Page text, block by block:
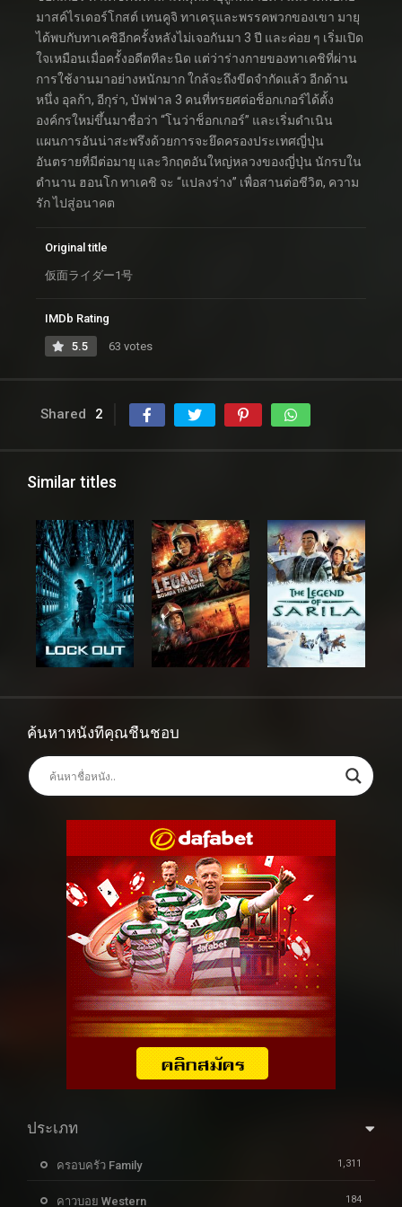
มาสค์ไรเดอร์โกสต์ เทนคูจิ ทาเครุและพรรคพวกของเขา มายุ
ได้พบกับทาเคชิอีกครั้งหลังไม่เจอกันมา 3 ปี และค่อย ๆ เริ่มเปิด
ใจเหมือนเมื่อครั้งอดีตทีละนิด แต่ว่าร่างกายของทาเคชิที่ผ่าน
การใช้งานมาอย่างหนักมาก ใกล้จะถึงขีดจำกัดแล้ว อีกด้าน
หนึ่ง อุลก้า, อีกุร่า, บัฟฟาล 3 คนที่ทรยศต่อช็อกเกอร์ได้ตั้ง
องค์กรใหม่ขึ้นมาชื่อว่า “โนว่าช็อกเกอร์” และเริ่มดำเนิน
แผนการอันน่าสะพรึงด้วยการจะยึดครองประเทศญี่ปุ่น
อันตรายที่มีต่อมายุ และวิกฤตอันใหญ่หลวงของญี่ปุ่น นักรบใน
ตำนาน ฮอนโก ทาเคชิ จะ “แปลงร่าง” เพื่อสานต่อชีวิต, ความ
รัก ไปสู่อนาคต
Original title
仮面ライダー1号
IMDb Rating
5.5 63 votes
Shared 2
Similar titles
ค้นหาหนังที่คุณชื่นชอบ
ประเภท
ครอบครัว Family 1,311
คาวบอย Western 184